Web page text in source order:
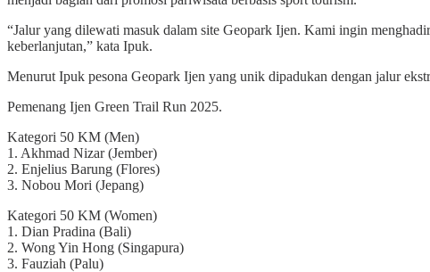
“Jalur yang dilewati masuk dalam site Geopark Ijen. Kami ingin
keberlanjutan,” kata Ipuk.
Menurut Ipuk pesona Geopark Ijen yang unik dipadukan dengan jalur
Pemenang Ijen Green Trail Run 2025.
Kategori 50 KM (Men)
1. Akhmad Nizar (Jember)
2. Enjelius Barung (Flores)
3. Nobou Mori (Jepang)
Kategori 50 KM (Women)
1. Dian Pradina (Bali)
2. Wong Yin Hong (Singapura)
3. Fauziah (Palu)